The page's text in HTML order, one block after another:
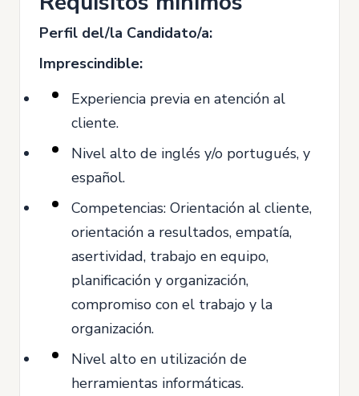
Perfil del/la Candidato/a:
Imprescindible:
Experiencia previa en atención al
cliente.
Nivel alto de inglés y/o portugués, y
español.
Competencias: Orientación al cliente,
orientación a resultados, empatía,
asertividad, trabajo en equipo,
planificación y organización,
compromiso con el trabajo y la
organización.
Nivel alto en utilización de
herramientas informáticas.